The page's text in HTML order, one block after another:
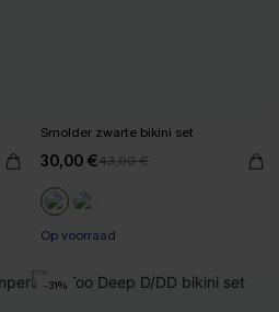
Smolder zwarte bikini set
30,00 €43,00 €
Op voorraad
-31%